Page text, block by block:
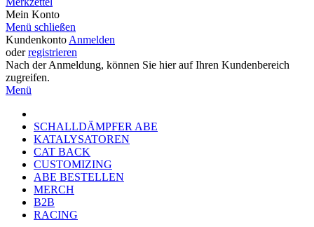
Mein Konto
Menü schließen
Kundenkonto Anmelden
oderregistrieren
Nach der Anmeldung, können Sie hier auf Ihren Kundenbereich
zugreifen.
Menü
SCHALLDÄMPFER ABE
KATALYSATOREN
CAT BACK
CUSTOMIZING
ABE BESTELLEN
MERCH
B2B
RACING